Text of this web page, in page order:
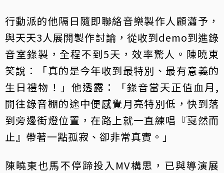
行動派的他隔日隨即聯絡音樂製作人顧瀟予，
與天天3人展開製作討論，從收到demo到進錄
音室錄製，全程不到5天，效率驚人。陳曉東
笑說：「真的是今年收到最特別、最有意義的
生日禮物！」他透露：「錄音當天正值血月,
開往錄音棚的途中便感覺月亮特別低，快到落
到旁邊街燈位置，在路上就一直練唱『戛然而
止』帶著一點孤寂、卻非常真實。」
陳曉東也馬不停蹄投入MV構思，已與導演展